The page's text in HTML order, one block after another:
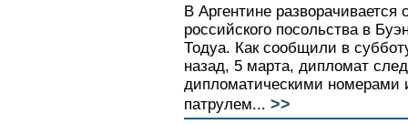
В Аргентине разворачивается
российского посольства в
Тодуа. Как сообщили в
назад, 5 марта, дипломат
дипломатическими номерами
патрулем... >>